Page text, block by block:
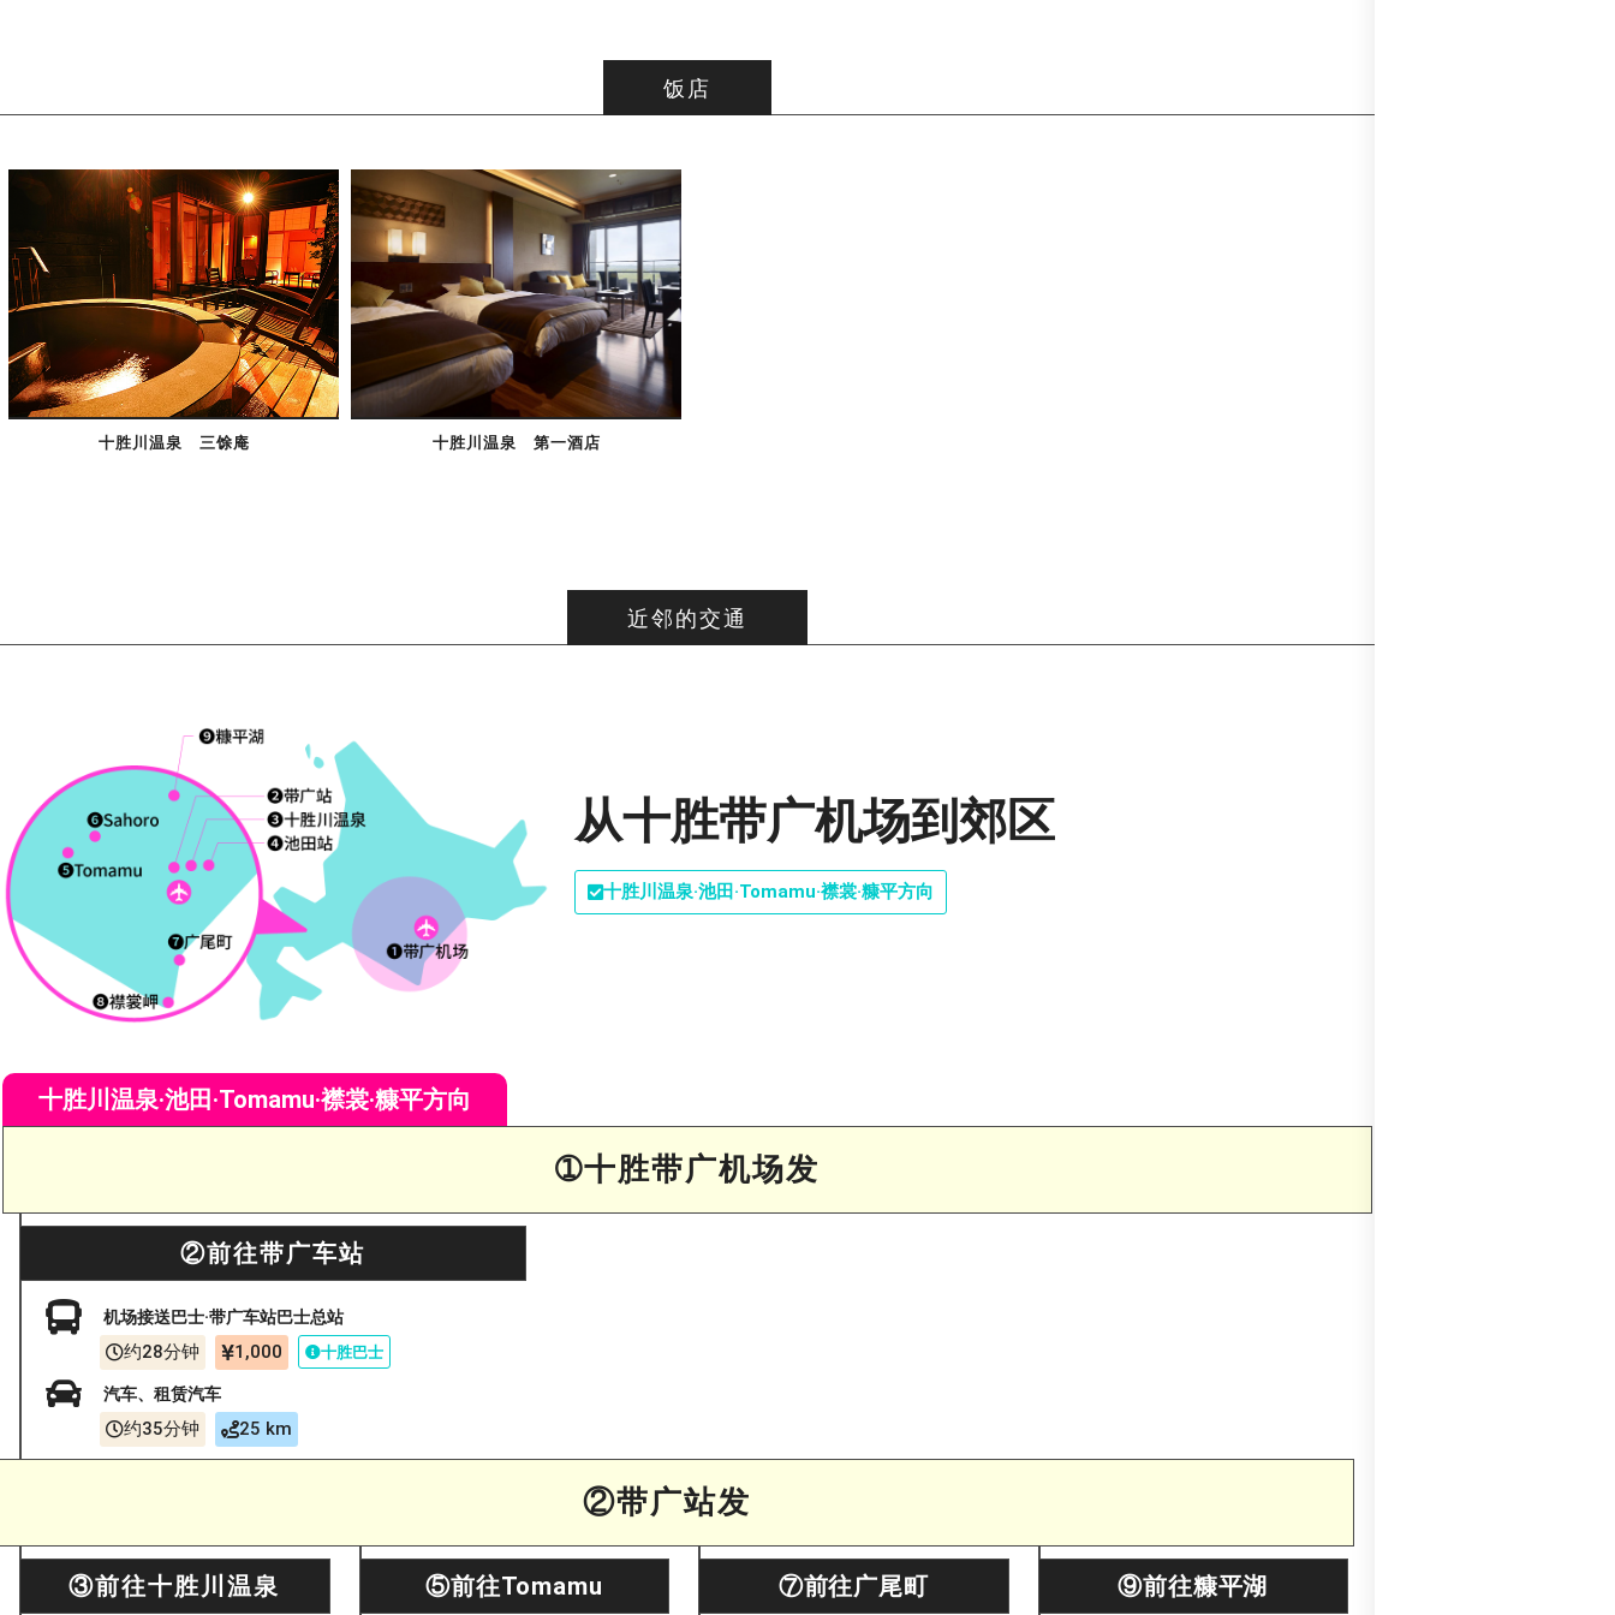
饭店
十胜川温泉 三馀庵 十胜川温泉 第一酒店
近邻的交通
从十胜带广机场到郊区
十胜川温泉·池田·Tomamu·襟裳·糠平方向
十胜川温泉·池田·Tomamu·襟裳·糠平方向
➀十胜带广机场发
②前往带广车站
机场接送巴士·带广车站巴士总站
约28分钟 1,000 十胜巴士
汽车、租赁汽车
约35分钟 25 km
②带广站发
③前往十胜川温泉 ⑤前往Tomamu ⑦前往广尾町 ⑨前往糠平湖